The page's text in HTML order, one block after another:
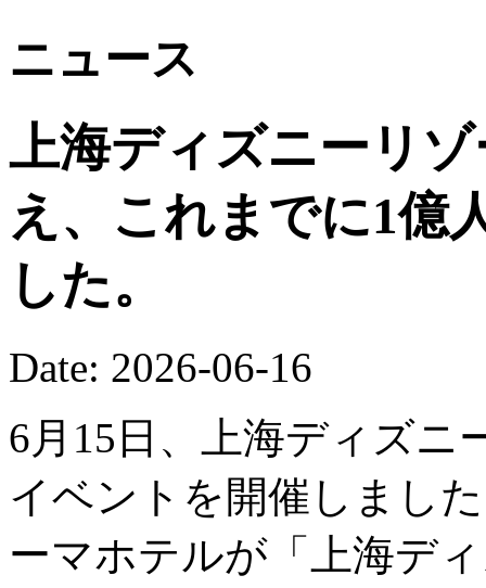
ニュース
上海ディズニーリ
え、これまでに1億
した。
Date: 2026-06-16
6月15日、上海ディズニ
イベントを開催しまし
ーマホテルが「上海デ